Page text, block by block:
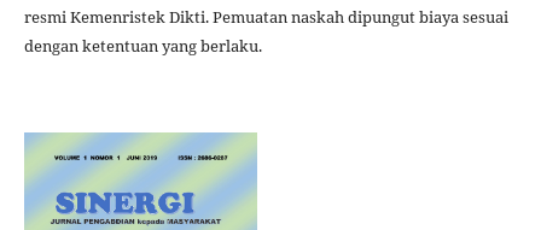
resmi Kemenristek Dikti. Pemuatan naskah dipungut biaya sesuai
dengan ketentuan yang berlaku.